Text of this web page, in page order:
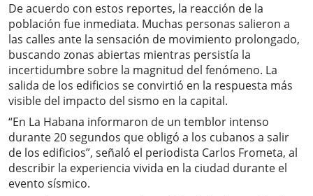
De acuerdo con estos reportes, la reacción de la
población fue inmediata. Muchas personas salieron a
las calles ante la sensación de movimiento prolongado,
buscando zonas abiertas mientras persistía la
incertidumbre sobre la magnitud del fenómeno. La
salida de los edificios se convirtió en la respuesta más
visible del impacto del sismo en la capital.
“En La Habana informaron de un temblor intenso
durante 20 segundos que obligó a los cubanos a salir
de los edificios”, señaló el periodista Carlos Frometa, al
describir la experiencia vivida en la ciudad durante el
evento sísmico.